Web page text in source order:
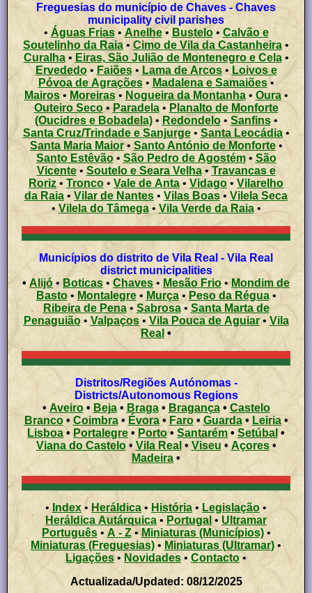
Freguesias do município de Chaves - Chaves
municipality civil parishes
• Águas Frias• Anelhe• Bustelo• Calvão e
Soutelinho da Raia • Cimo de Vila da Castanheira •
Curalha• Eiras, São Julião de Montenegro e Cela•
Ervededo• Faiões• Lama de Arcos• Loivos e
Póvoa de Agrações• Madalena e Samaiões•
Mairos• Moreiras• Nogueira da Montanha• Oura•
Outeiro Seco•Paradela• Planalto de Monforte
(Oucidres e Bobadela)• Redondelo• Sanfins•
Santa Cruz/Trindade e Sanjurge• Santa Leocádia•
Santa Maria Maior• Santo António de Monforte•
Santo Estêvão• São Pedro de Agostém• São
Vicente• Soutelo e Seara Velha• Travancas e
Roriz • Tronco • Vale de Anta•Vidago • Vilarelho
da Raia• Vilar de Nantes • Vilas Boas • Vilela Seca
•Vilela do Tâmega• Vila Verde da Raia•
Municípios do distrito de Vila Real - Vila Real
district municipalities
• Alijó • Boticas • Chaves • Mesão Frio •Mondim de
Basto• Montalegre• Murça•Peso da Régua•
Ribeira de Pena• Sabrosa• Santa Marta de
Penaguião• Valpaços• Vila Pouca de Aguiar• Vila
Real •
Distritos/Regiões Autónomas -
Districts/Autonomous Regions
• Aveiro• Beja• Braga• Bragança• Castelo
Branco•Coimbra• Évora• Faro• Guarda•Leiria•
Lisboa • Portalegre • Porto• Santarém • Setúbal •
Viana do Castelo• Vila Real • Viseu • Açores •
Madeira •
• Index • Heráldica • História • Legislação •
Heráldica Autárquica • Portugal • Ultramar
Português• A - Z•Miniaturas (Municípios)•
Miniaturas (Freguesias) • Miniaturas (Ultramar)•
Ligações • Novidades • Contacto•
Actualizada/Updated: 08/12/2025